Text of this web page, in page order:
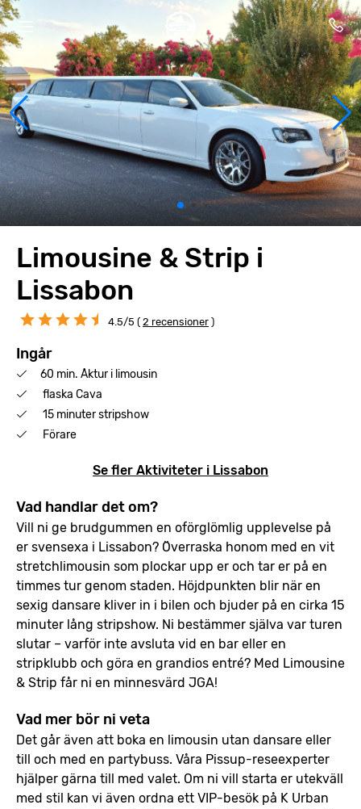
Limousine & Strip i
Lissabon
4.5/5 ( 2 recensioner )
Ingår
60 min. Åktur i limousin
flaska Cava
15 minuter stripshow
Förare
Se fler Aktiviteter i Lissabon
Vad handlar det om?
Vill ni ge brudgummen en oförglömlig upplevelse på
er svensexa i Lissabon? Överraska honom med en vit
stretchlimousin som plockar upp er och tar er på en
timmes tur genom staden. Höjdpunkten blir när en
sexig dansare kliver in i bilen och bjuder på en cirka 15
minuter lång stripshow. Ni bestämmer själva var turen
slutar – varför inte avsluta vid en bar eller en
stripklubb och göra en grandios entré? Med Limousine
& Strip får ni en minnesvärd JGA!
Vad mer bör ni veta
Det går även att boka en limousin utan dansare eller
till och med en partybuss. Våra Pissup-reseexperter
hjälper gärna till med valet. Om ni vill starta er utekväll
med stil kan vi även ordna ett VIP-besök på K Urban